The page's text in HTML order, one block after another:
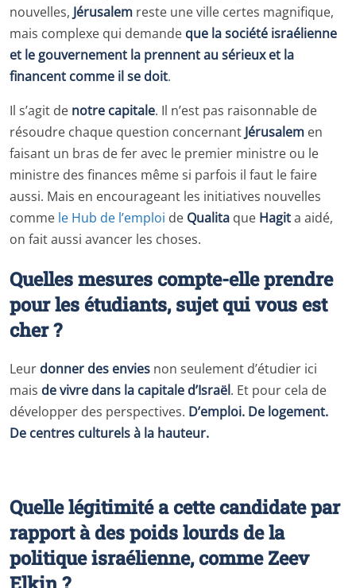
nouvelles, Jérusalem reste une ville certes magnifique,
mais complexe qui demande que la société israélienne
et le gouvernement la prennent au sérieux et la
financent comme il se doit.
Il s’agit de notre capitale. Il n’est pas raisonnable de
résoudre chaque question concernant Jérusalem en
faisant un bras de fer avec le premier ministre ou le
ministre des finances même si parfois il faut le faire
aussi. Mais en encourageant les initiatives nouvelles
comme le Hub de l’emploi de Qualita que Hagita aidé,
on fait aussi avancer les choses.
Quelles mesures compte-elle prendre
pour les étudiants, sujet qui vous est
cher ?
Leur donner des envies non seulement d’étudier ici
mais de vivre dans la capitale d’Israël. Et pour cela de
développer des perspectives. D’emploi. De logement.
De centres culturels à la hauteur.
Quelle légitimité a cette candidate par
rapport à des poids lourds de la
politique israélienne, comme Zeev
Elkin ?